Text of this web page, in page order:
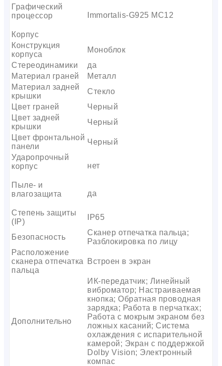
Графический
процессор
Immortalis-G925 MC12
Корпус
Конструкция
корпуса
Моноблок
Стереодинамики
да
Материал граней
Металл
Материал задней
крышки
Стекло
Цвет граней
Черный
Цвет задней
крышки
Черный
Цвет фронтальной
панели
Черный
Ударопрочный
корпус
нет
Пыле- и
влагозащита
да
Степень защиты
(IP)
IP65
Безопасность
Сканер отпечатка пальца;
Разблокировка по лицу
Расположение
сканера отпечатка
пальца
Встроен в экран
Дополнительно
ИК-передатчик; Линейный
виброматор; Настраиваемая
кнопка; Обратная проводная
зарядка; Работа в перчатках;
Работа с мокрым экраном без
ложных касаний; Система
охлаждения с испарительной
камерой; Экран с поддержкой
Dolby Vision; Электронный
компас